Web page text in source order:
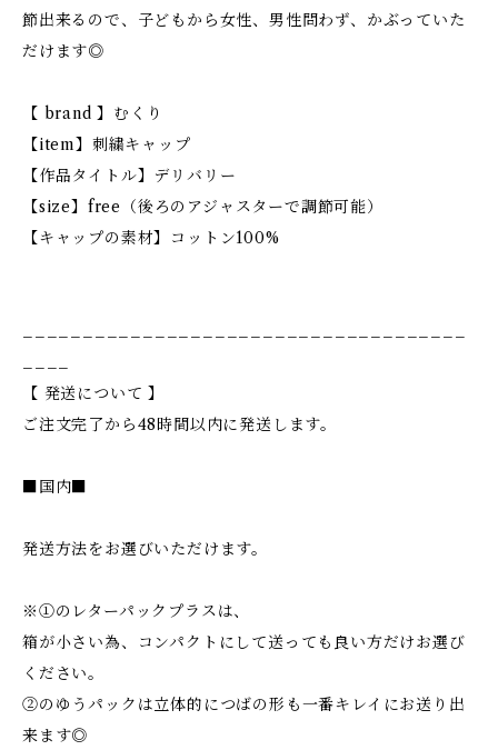
節出来るので、子どもから女性、男性問わず、かぶっていた
だけます◎
【 brand 】むくり
【item】刺繍キャップ
【作品タイトル】デリバリー
【size】free（後ろのアジャスターで調節可能）
【キャップの素材】コットン100%
【 発送について 】
ご注文完了から48時間以内に発送します。
■国内■
発送方法をお選びいただけます。
※①のレターパックプラスは、
箱が小さい為、コンパクトにして送っても良い方だけお選び
ください。
②のゆうパックは立体的につばの形も一番キレイにお送り出
来ます◎